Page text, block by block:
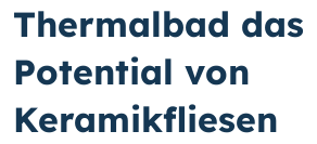
Thermalbad das
Potential von
Keramikfliesen